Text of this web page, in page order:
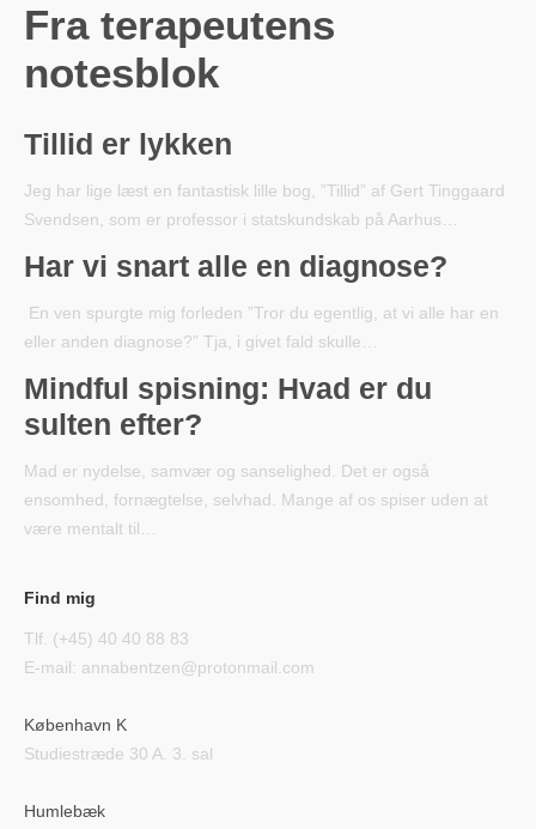
Fra terapeutens
notesblok
Tillid er lykken
Jeg har lige læst en fantastisk lille bog, ”Tillid” af Gert Tinggaard
Svendsen, som er professor i statskundskab på Aarhus…
Har vi snart alle en diagnose?
En ven spurgte mig forleden ”Tror du egentlig, at vi alle har en
eller anden diagnose?” Tja, i givet fald skulle…
Mindful spisning: Hvad er du
sulten efter?
Mad er nydelse, samvær og sanselighed. Det er også
ensomhed, fornægtelse, selvhad. Mange af os spiser uden at
være mentalt til…
Find mig
Tlf. (+45) 40 40 88 83
E-mail: annabentzen@protonmail.com
København K
Studiestræde 30 A. 3. sal
Humlebæk